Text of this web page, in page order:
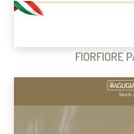
FIORFIORE